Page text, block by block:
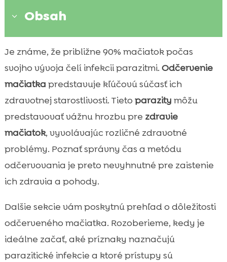
3 Obsah
 Prečo je odčervenie mačiatka dôležité?
 Kedy začať odčervovať mačiatko?
 Príznaky parazitov u mačiatok
 Spôsoby odčervenia mačiatka
 Domáce metódy verzus veterinárne liečivá
 Ako často treba mačiatko odčervovať?
 Tipy pre úspešné odčervenie
 mačiatko odčervenie
Najlepšie produkty na odčervenie voľne
dostupné na trhu
 CricksyCat produkty pre zdravie a
pohodlie vášho mačiatka
Príprava na prvú návštevu u veterinára
Udržiavanie zdravia mačiatka po
Je známe, že približne 90% mačiatok počas
svojho vývoja čelí infekcii parazitmi. Odčervenie
mačiatka predstavuje kľúčovú súčasť ich
zdravotnej starostlivosti. Tieto parazity môžu
predstavovať vážnu hrozbu pre zdravie
mačiatok, vyvolávajúc rozličné zdravotné
problémy. Poznať správny čas a metódu
odčervovania je preto nevyhnutné pre zaistenie
ich zdravia a pohody.
Dalšie sekcie vám poskytnú prehľad o dôležitosti
odčerveného mačiatka. Rozoberieme, kedy je
ideálne začať, aké príznaky naznačujú
parazitické infekcie a ktoré prístupy sú